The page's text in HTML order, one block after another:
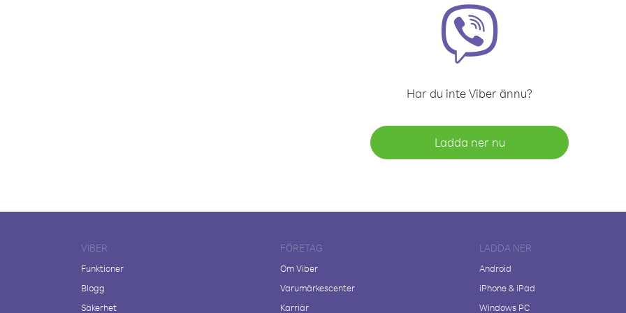
Har du inte Viber ännu?
Ladda ner nu
VIBER
Funktioner
Blogg
Säkerhet
FÖRETAG
Om Viber
Varumärkescenter
Karriär
LADDA NER
Android
iPhone & iPad
Windows PC